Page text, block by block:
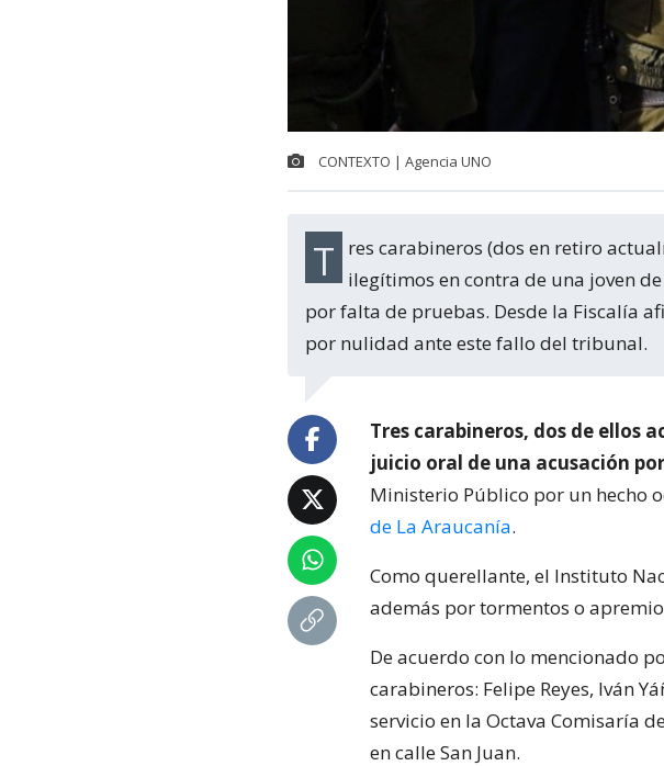
CONTEXTO | Agencia UNO
Tres carabineros (dos en retiro actualmente) acusados de abuso sexual y apremios
ilegítimos en contra de una joven
por falta de pruebas. Desde la Fiscalía
por nulidad ante este fallo del tribunal.
Tres carabineros, dos de ellos
juicio oral de una acusación
Ministerio Público por un hecho
de La Araucanía.
Como querellante, el Instituto
además por tormentos o
De acuerdo con lo mencionado
carabineros: Felipe Reyes, Iván
servicio en la Octava Comisaría
en calle San Juan.